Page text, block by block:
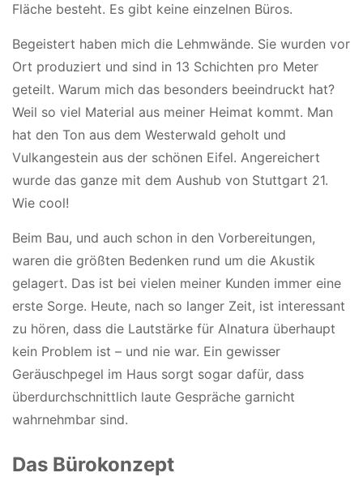
Fläche besteht. Es gibt keine einzelnen Büros.
Begeistert haben mich die Lehmwände. Sie wurden vor
Ort produziert und sind in 13 Schichten pro Meter
geteilt. Warum mich das besonders beeindruckt hat?
Weil so viel Material aus meiner Heimat kommt. Man
hat den Ton aus dem Westerwald geholt und
Vulkangestein aus der schönen Eifel. Angereichert
wurde das ganze mit dem Aushub von Stuttgart 21.
Wie cool!
Beim Bau, und auch schon in den Vorbereitungen,
waren die größten Bedenken rund um die Akustik
gelagert. Das ist bei vielen meiner Kunden immer eine
erste Sorge. Heute, nach so langer Zeit, ist interessant
zu hören, dass die Lautstärke für Alnatura überhaupt
kein Problem ist – und nie war. Ein gewisser
Geräuschpegel im Haus sorgt sogar dafür, dass
überdurchschnittlich laute Gespräche garnicht
wahrnehmbar sind.
Das Bürokonzept